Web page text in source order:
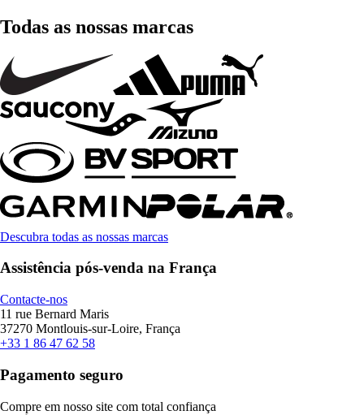
Todas as nossas marcas
Descubra todas as nossas marcas
Assistência pós-venda na França
Contacte-nos
11 rue Bernard Maris
37270 Montlouis-sur-Loire, França
+33 1 86 47 62 58
Pagamento seguro
Compre em nosso site com total confiança